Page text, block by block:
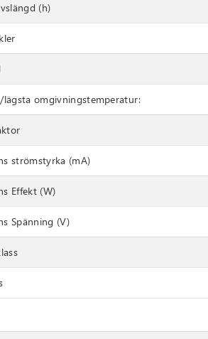
(h)
lägsta omgivningstemperatur:
strömstyrka (mA)
Effekt (W)
Spänning (V)